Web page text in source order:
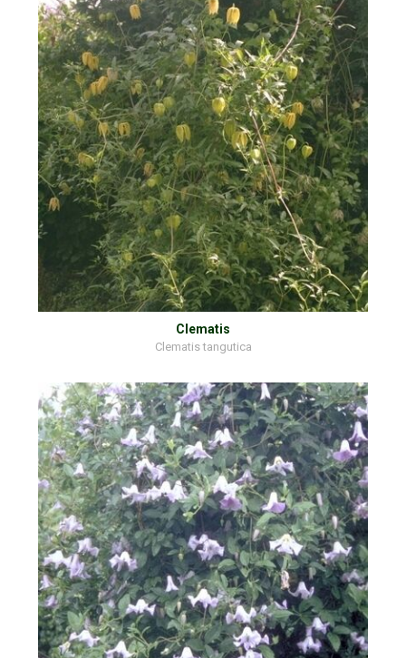
Clematis
Clematis tangutica